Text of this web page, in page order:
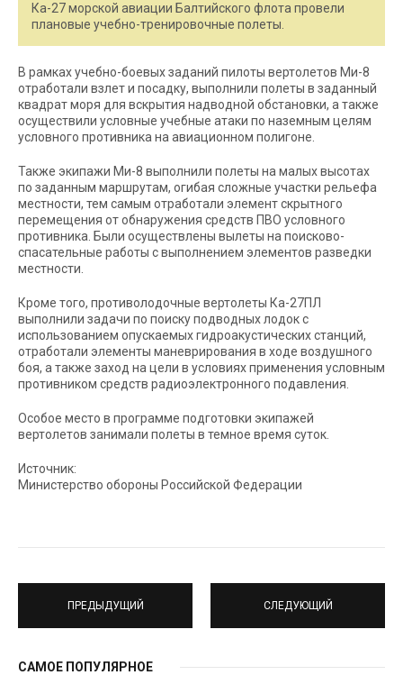
Ка-27 морской авиации Балтийского флота провели
плановые учебно-тренировочные полеты.
В рамках учебно-боевых заданий пилоты вертолетов Ми-8
отработали взлет и посадку, выполнили полеты в заданный
квадрат моря для вскрытия надводной обстановки, а также
осуществили условные учебные атаки по наземным целям
условного противника на авиационном полигоне.
Также экипажи Ми-8 выполнили полеты на малых высотах
по заданным маршрутам, огибая сложные участки рельефа
местности, тем самым отработали элемент скрытного
перемещения от обнаружения средств ПВО условного
противника. Были осуществлены вылеты на поисково-
спасательные работы с выполнением элементов разведки
местности.
Кроме того, противолодочные вертолеты Ка-27ПЛ
выполнили задачи по поиску подводных лодок с
использованием опускаемых гидроакустических станций,
отработали элементы маневрирования в ходе воздушного
боя, а также заход на цели в условиях применения условным
противником средств радиоэлектронного подавления.
Особое место в программе подготовки экипажей
вертолетов занимали полеты в темное время суток.
Источник:
Министерство обороны Российской Федерации
ПРЕДЫДУЩИЙ СЛЕДУЮЩИЙ
САМОЕ ПОПУЛЯРНОЕ